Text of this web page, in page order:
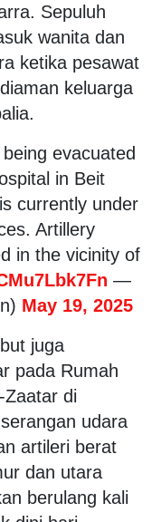
Sepuluh
wanita dan
ketika pesawat
keluarga
evacuated
in Beit
currently under
Artillery
in the vicinity of
—
May 19, 2025
juga
pada Rumah
Zaatar di
udara
artileri berat
dan utara
berulang kali